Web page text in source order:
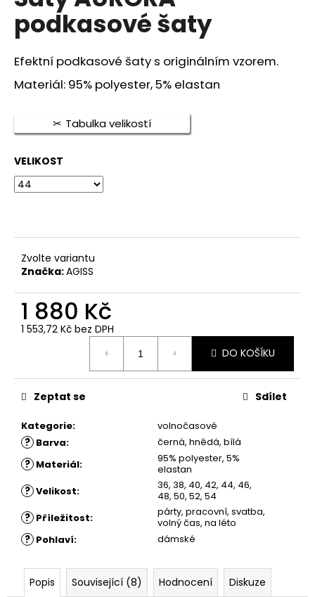
5
hvězdiček.
podkasové šaty
Efektní podkasové šaty s originálním vzorem.
Materiál: 95% polyester, 5% elastan
Tabulka velikostí
VELIKOST
Zvolte variantu
Značka:AGISS
1 880 Kč
1 553,72 Kč bez DPH
DO KOŠÍKU
Kategorie: volnočasové
? Barva: černá, hnědá, bílá
? Materiál:
95% polyester, 5%
elastan
? Velikost:
36, 38, 40, 42, 44, 46,
48, 50, 52, 54
? Příležitost:
párty, pracovní, svatba,
volný čas, na léto
? Pohlaví: dámské
Zeptat se Sdílet
Popis Související (8) Hodnocení Diskuze
a
j
í
t
?
o
p
o
u
u
m
e
ŠATY
SOFIA
KOŠILOVÉ
ŠATY
780
Kč